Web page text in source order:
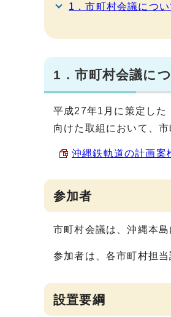
1．市町村会議につい
1．市町村会議に
平成27年1月に策定した
向けた取組において、
沖縄鉄軌道の計画案
参加者
市町村会議は、沖縄本
参加者は、各市町村担当
設置要綱